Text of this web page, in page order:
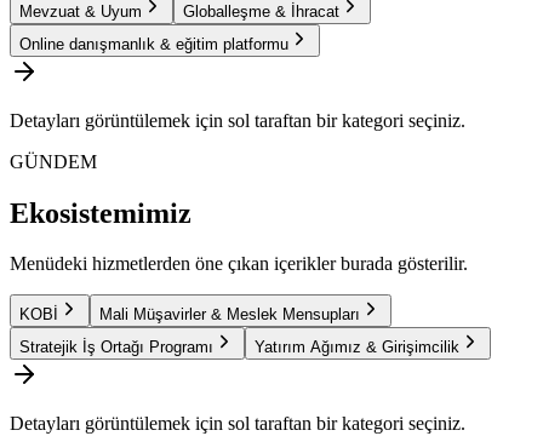
Mevzuat & Uyum
Globalleşme & İhracat
Online danışmanlık & eğitim platformu
Detayları görüntülemek için sol taraftan bir kategori seçiniz.
GÜNDEM
Ekosistemimiz
Menüdeki hizmetlerden öne çıkan içerikler burada gösterilir.
KOBİ
Mali Müşavirler & Meslek Mensupları
Stratejik İş Ortağı Programı
Yatırım Ağımız & Girişimcilik
Detayları görüntülemek için sol taraftan bir kategori seçiniz.